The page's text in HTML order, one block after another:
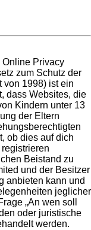
Online Privacy
zum Schutz der
von 1998) ist ein
dass Websites, die
Kindern unter 13
der Eltern
ob dies auf dich
Beistand zu
und der Besitzer
anbieten kann und
jeglicher
„An wen soll
oder juristische
werden.